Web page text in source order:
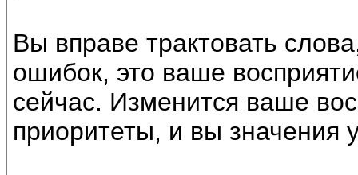
Вы вправе трактовать
ошибок, это ваше
сейчас. Изменится ваше
приоритеты, и вы значения